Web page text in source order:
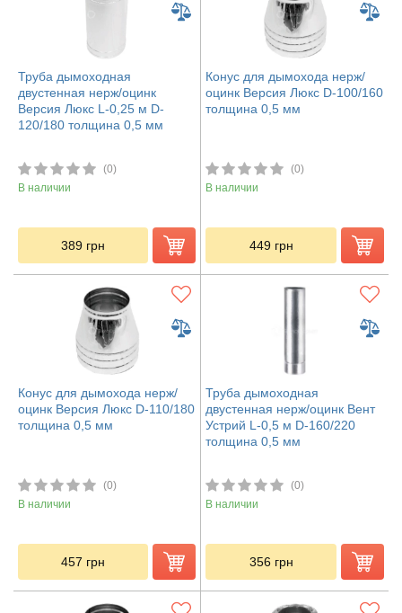
Труба дымоходная
двустенная нерж/оцинк
Версия Люкс L-0,25 м D-
120/180 толщина 0,5 мм
(0)
В наличии
389 грн
Конус для дымохода нерж/
оцинк Версия Люкс D-100/160
толщина 0,5 мм
(0)
В наличии
449 грн
Конус для дымохода нерж/
оцинк Версия Люкс D-110/180
толщина 0,5 мм
(0)
В наличии
457 грн
Труба дымоходная
двустенная нерж/оцинк Вент
Устрий L-0,5 м D-160/220
толщина 0,5 мм
(0)
В наличии
356 грн